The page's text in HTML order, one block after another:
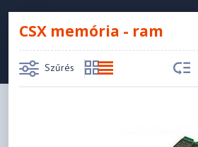
CSX memória - ram
Szűrés